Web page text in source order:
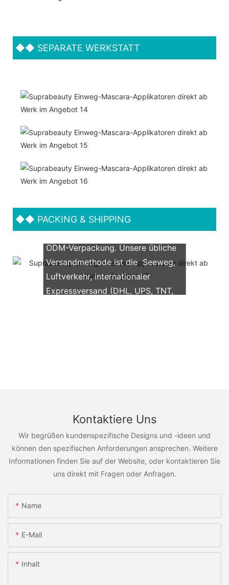
◆◆ SEPARATE WERKSTATT
◆◆ PACKING & SHIPPING
Wir unterstützen beide OEM &
ODM-Verpackung. Unsere übliche
Versandmethode ist die Seeweg,
Luftverkehr, internationaler
Expressversand (DHL, UPS, TNT,
Kontaktiere Uns
Wir begrüßen kundenspezifische Designs und -ideen und
können den spezifischen Anforderungen ansprechen. Weitere
Informationen finden Sie auf der Website, oder kontaktieren Sie
uns direkt mit Fragen oder Anfragen.
Name
E-Mail
Inhalt